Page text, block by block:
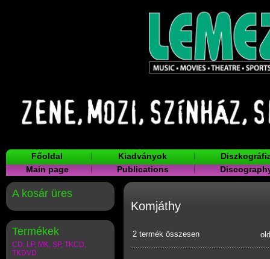
Főoldal Kiadványok
Main page
Publications
A kosár üres
Termékek
CD, LP, MK, SP, TKCD,
TKDVD
Komjáthy
2 termék összesen